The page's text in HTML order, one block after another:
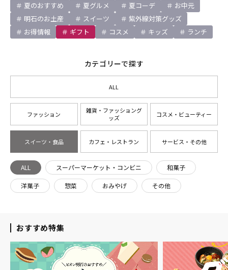
夏のおすすめ 夏グルメ 夏コーデ
お中元
明石のお土産
スイーツ
紫外線対策グッズ
お得情報
ギフト コスメ キッズ ランチ
カテゴリーで探す
ALL
ファッション
雑貨・ファッショング
ッズ
コスメ・ビューティー
スイーツ・食品 カフェ・レストラン サービス・その他
ALL スーパーマーケット・コンビニ 和菓子
洋菓子 惣菜 おみやげ その他
おすすめ特集